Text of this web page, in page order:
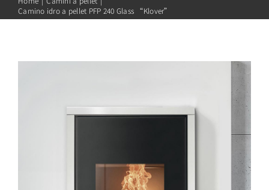
Camino idro a pellet PFP 240 Glass “Klover”